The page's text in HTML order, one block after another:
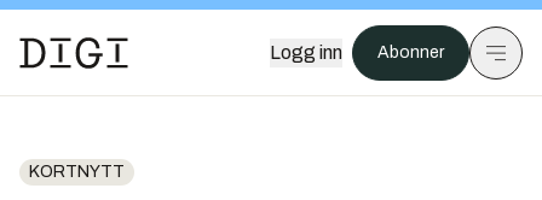
Logg inn Abonner
KORTNYTT